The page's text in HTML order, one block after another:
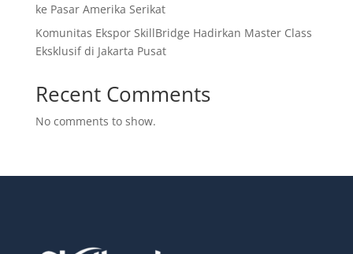
ke Pasar Amerika Serikat
Komunitas Ekspor SkillBridge Hadirkan Master Class
Eksklusif di Jakarta Pusat
Recent Comments
No comments to show.